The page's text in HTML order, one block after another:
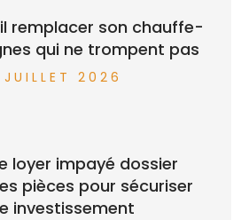
remplacer son chauffe-
qui ne trompent pas
JUILLET 2026
loyer impayé dossier
pièces pour sécuriser
investissement